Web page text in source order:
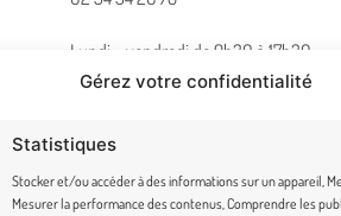
Gérez votre confidentialité
Statistiques
Stocker et/ou accéder à des informations sur un appareil,
Mesurer la performance des contenus, Comprendre les
Lundi – vendredi de 9h30 à 17h30